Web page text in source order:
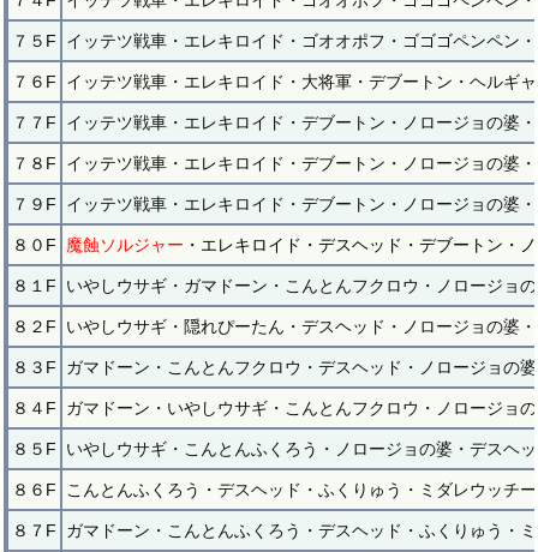
７５F イッテツ戦車・エレキロイド・ゴオオポフ・ゴゴゴペンペン
７６F イッテツ戦車・エレキロイド・大将軍・デブートン・ヘルギ
７７F イッテツ戦車・エレキロイド・デブートン・ノロージョの婆
７８F イッテツ戦車・エレキロイド・デブートン・ノロージョの婆
７９F イッテツ戦車・エレキロイド・デブートン・ノロージョの婆
８０F 魔蝕ソルジャー ・エレキロイド・デスヘッド・デブートン・
８１F いやしウサギ・ガマドーン・こんとんフクロウ・ノロージョ
８２F いやしウサギ・隠れぴーたん・デスヘッド・ノロージョの婆
８３F ガマドーン・こんとんフクロウ・デスヘッド・ノロージョの
８４F ガマドーン・いやしウサギ・こんとんフクロウ・ノロージョ
８５F いやしウサギ・こんとんふくろう・ノロージョの婆・デスヘ
８６F こんとんふくろう・デスヘッド・ふくりゅう・ミダレウッチ
８７F ガマドーン・こんとんふくろう・デスヘッド・ふくりゅう・